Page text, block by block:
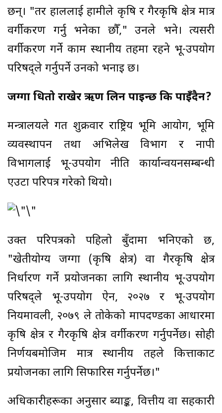
छन्। "तर हाललाई हामीले कृषि र गैरकृषि क्षेत्र मात्र
वर्गीकरण गर्नु भनेका छौँ," उनले भने। त्यसरी
वर्गीकरण गर्ने काम स्थानीय तहमा रहने भू-उपयोग
परिषद्‍ले गर्नुपर्ने उनको भनाइ छ।
जग्गा धितो राखेर ऋण लिन पाइन्छ कि पाइँदैन?
मन्त्रालयले गत शुक्रवार राष्ट्रिय भूमि आयोग, भूमि
व्यवस्थापन तथा अभिलेख विभाग र नापी
विभागलाई भू-उपयोग नीति कार्यान्वयनसम्बन्धी
एउटा परिपत्र गरेको थियो।
उक्त परिपत्रको पहिलो बुँदामा भनिएको छ,
"खेतीयोग्य जग्गा (कृषि क्षेत्र) वा गैरकृषि क्षेत्र
निर्धारण गर्ने प्रयोजनका लागि स्थानीय भू-उपयोग
परिषद्‌ले भू-उपयोग ऐन, २०२७ र भू-उपयोग
नियमावली, २०७९ ले तोकेको मापदण्डका आधारमा
कृषि क्षेत्र र गैरकृषि क्षेत्र वर्गीकरण गर्नुपर्नेछ। सोही
निर्णयबमोजिम मात्र स्थानीय तहले कित्ताकाट
प्रयोजनका लागि सिफारिस गर्नुपर्नेछ।"
अधिकारीहरूका अनुसार ब्याङ्क, वित्तीय वा सहकारी